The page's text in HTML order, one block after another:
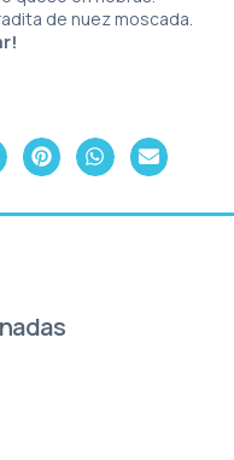
de nuez moscada.